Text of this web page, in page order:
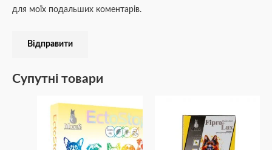
для моїх подальших коментарів.
Супутні товари